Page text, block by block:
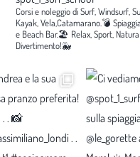
Corsi e noleggio di Surf, Windsurf,
Kayak, Vela,Catamarano.💣
e Beach Bar.🏖️ Relax, Sport,
Divertimento!🐳